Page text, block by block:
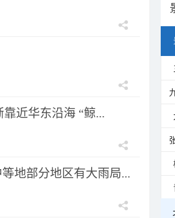
近华东沿海 “鲸...
地部分地区有大雨局...